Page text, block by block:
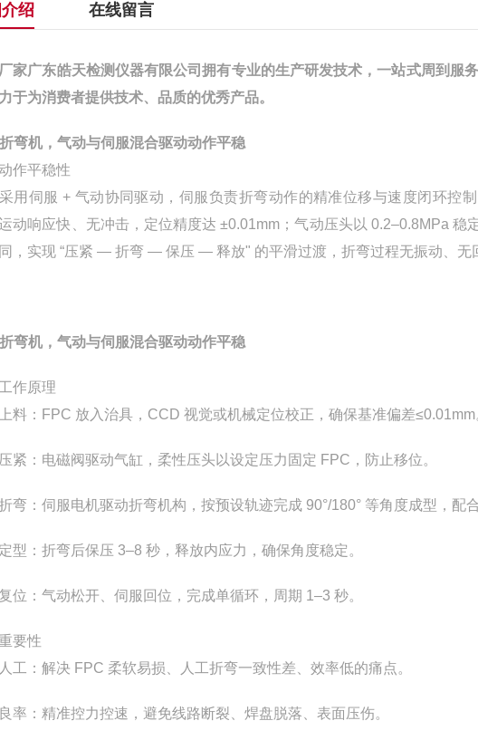
绍 在线留言
家广东皓天检测仪器有限公司拥有专业的生产研发技术，一站式周到服
于为消费者提供技术、品质的优秀产品。
弯机，气动与伺服混合驱动动作平稳
作平稳性
用伺服 + 气动协同驱动，伺服负责折弯动作的精准位移与速度闭环控
动响应快、无冲击，定位精度达 ±0.01mm；气动压头以 0.2–0.8MPa
，实现 “压紧 — 折弯 — 保压 — 释放" 的平滑过渡，折弯过程无振动、无
弯机，气动与伺服混合驱动动作平稳
作原理
料：FPC 放入治具，CCD 视觉或机械定位校正，确保基准偏差≤0.01mm
紧：电磁阀驱动气缸，柔性压头以设定压力固定 FPC，防止移位。
弯：伺服电机驱动折弯机构，按预设轨迹完成 90°/180° 等角度成型，配
型：折弯后保压 3–8 秒，释放内应力，确保角度稳定。
位：气动松开、伺服回位，完成单循环，周期 1–3 秒。
要性
工：解决 FPC 柔软易损、人工折弯一致性差、效率低的痛点。
率：精准控力控速，避免线路断裂、焊盘脱落、表面压伤。